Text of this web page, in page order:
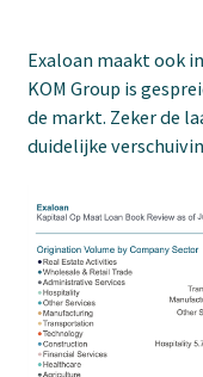
Exaloan maakt ook
KOM Group is
de markt. Zeker de
duidelijke